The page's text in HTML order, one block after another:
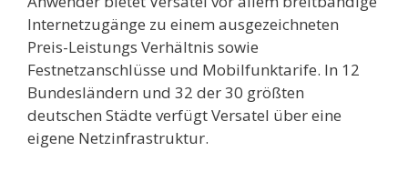
Internetzugänge zu einem ausgezeichneten
Preis-Leistungs Verhältnis sowie
Festnetzanschlüsse und Mobilfunktarife. In 12
Bundesländern und 32 der 30 größten
deutschen Städte verfügt Versatel über eine
eigene Netzinfrastruktur.